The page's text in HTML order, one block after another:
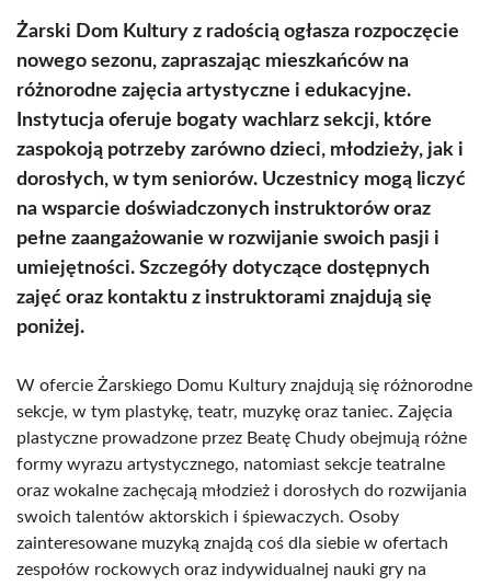
Żarski Dom Kultury z radością ogłasza rozpoczęcie
nowego sezonu, zapraszając mieszkańców na
różnorodne zajęcia artystyczne i edukacyjne.
Instytucja oferuje bogaty wachlarz sekcji, które
zaspokoją potrzeby zarówno dzieci, młodzieży, jak i
dorosłych, w tym seniorów. Uczestnicy mogą liczyć
na wsparcie doświadczonych instruktorów oraz
pełne zaangażowanie w rozwijanie swoich pasji i
umiejętności. Szczegóły dotyczące dostępnych
zajęć oraz kontaktu z instruktorami znajdują się
poniżej.
W ofercie Żarskiego Domu Kultury znajdują się różnorodne
sekcje, w tym plastykę, teatr, muzykę oraz taniec. Zajęcia
plastyczne prowadzone przez Beatę Chudy obejmują różne
formy wyrazu artystycznego, natomiast sekcje teatralne
oraz wokalne zachęcają młodzież i dorosłych do rozwijania
swoich talentów aktorskich i śpiewaczych. Osoby
zainteresowane muzyką znajdą coś dla siebie w ofertach
zespołów rockowych oraz indywidualnej nauki gry na